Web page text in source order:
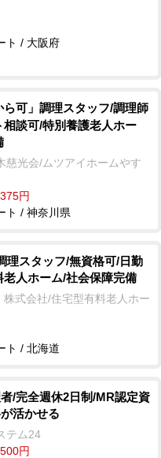
ト / 大阪府
ら可」調理スタッフ/調理師
談可/特別養護老人ホー
慈光会/ムツアイホームやす
円
ト / 神奈川県
理スタッフ/無資格可/日勤
人ホーム/社会保障完備
式会社/住宅型有料老人ホー
ト / 北海道
/完全週休2日制/MR認定資
活かせる
テム24
円